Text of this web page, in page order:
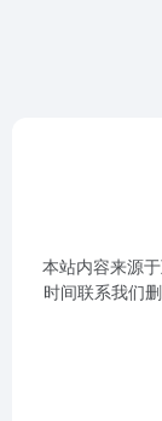
本站内容来源
时间联系我们